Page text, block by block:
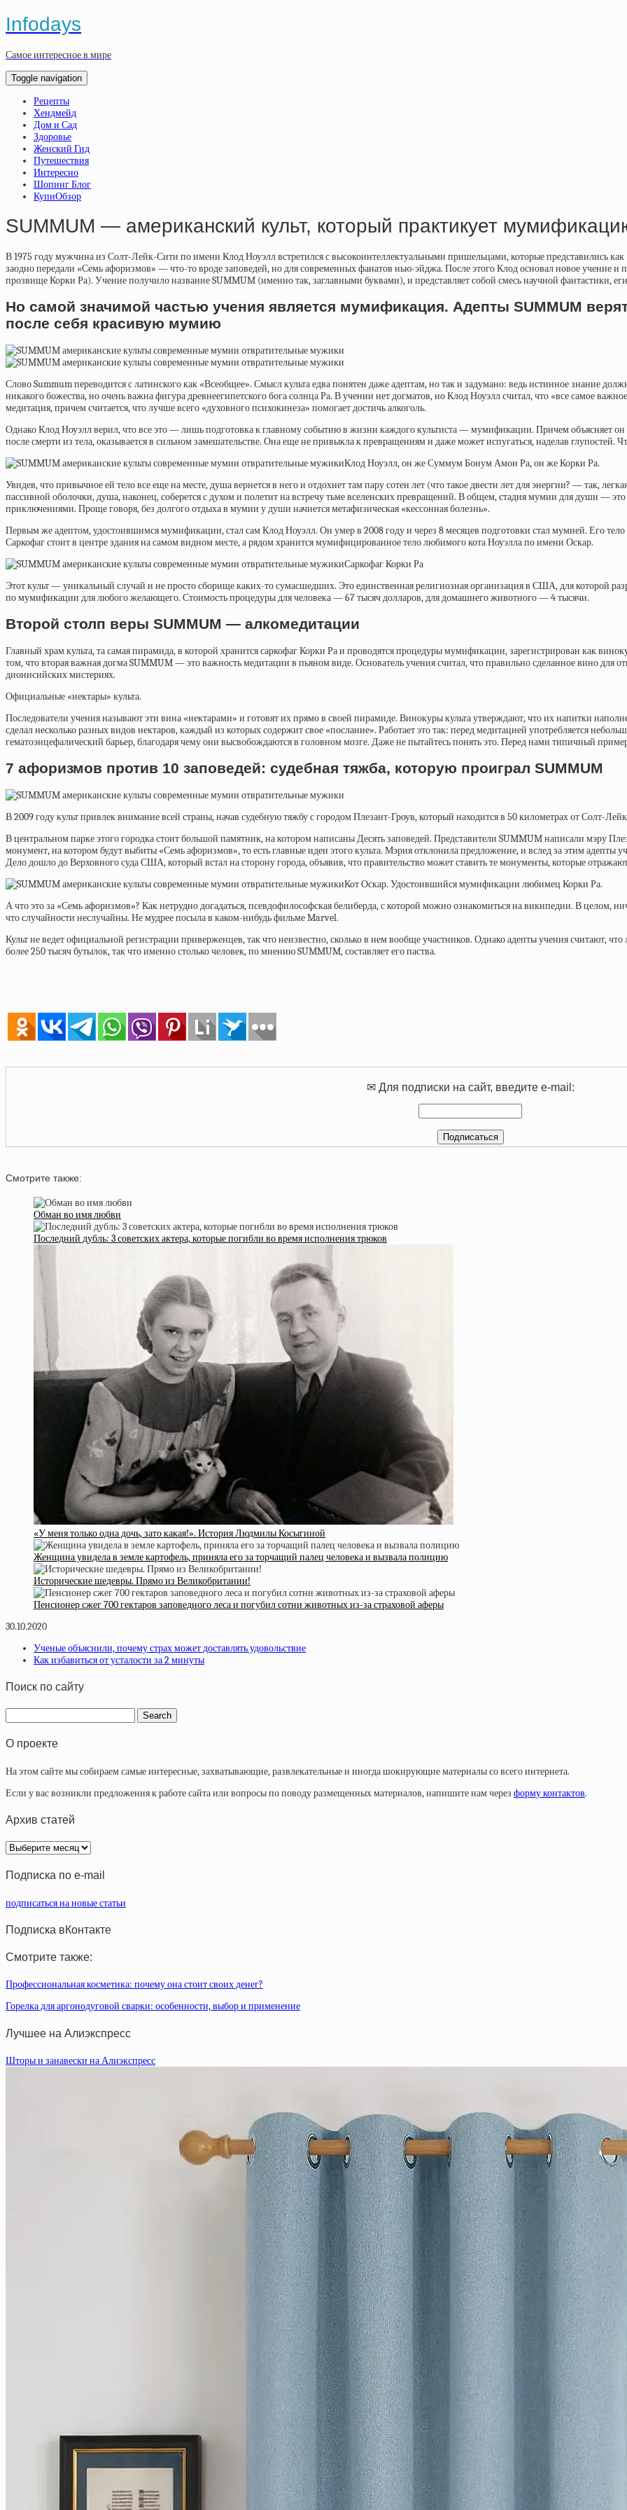
Infodays
Самое интересное в мире
Toggle navigation
Рецепты
Хендмейд
Дом и Сад
Здоровье
Женский Гид
Путешествия
Интересно
Шопинг Блог
КупиОбзор
SUMMUM — американский культ, который практикует
В 1975 году мужчина из Солт-Лейк-Сити по имени Клод Ноуэлл встретился с высокоинтеллектуальными пришельцами, которые представились
заодно передали «Семь афоризмов» — что-то вроде заповедей, но для современных фанатов нью-эйджа. После этого Клод основал новое учение
прозвище Корки Ра). Учение получило название SUMMUM (именно так, заглавными буквами), и представляет собой смесь научной фантастики,
Но самой значимой частью учения является мумификация. Адепты SUMMUM
после себя красивую мумию
Слово Summum переводится с латинского как «Всеобщее». Смысл культа едва понятен даже адептам, но так и задумано: ведь истинное знание
никакого божества, но очень важна фигура древнеегипетского бога солнца Ра. В учении нет догматов, но Клод Ноуэлл считал, что «все самое
медитация, причем считается, что лучше всего «духовного психокинеза» помогает достичь алкоголь.
ОднакоКлод Ноуэллверил, что все это — лишь подготовка к главному событию в жизни каждого культиста — мумификации. Причем объясняет
после смерти из тела, оказывается в сильном замешательстве. Она еще не привыкла к превращениям и даже может испугаться, наделав глупостей.
Клод Ноуэлл, он же Суммум Бонум Амон Ра, он же Корки Ра.
Увидев, что привычное ей тело все еще на месте, душа вернется в него и отдохнет там пару сотен лет (что такое двести лет для энергии? — так,
пассивной оболочки, душа, наконец, соберется с духом и полетит на встречу тьме вселенских превращений. В общем, стадия мумии для души —
приключениями. Проще говоря, без долгого отдыха в мумии у души начнется метафизическая «кессонная болезнь».
Первым же адептом, удостоившимся мумификации, стал сам Клод Ноуэлл. Он умер в 2008 году и через 8 месяцев подготовки стал мумией. Его
Саркофаг стоит в центре здания на самом видном месте, а рядом хранится мумифицированное тело любимого кота Ноуэлла по имени Оскар.
Саркофаг Корки Ра
Этот культ — уникальный случай и не просто сборище каких-то сумасшедших. Это единственная религиозная организация в США, для которой
по мумификации для любого желающего. Стоимость процедуры для человека — 67 тысяч долларов, для домашнего животного — 4 тысячи.
Второй столп веры SUMMUM — алкомедитации
Главный храм культа, та самая пирамида, в которой хранится саркофаг Корки Ра и проводятся процедуры мумификации, зарегистрирован как
том, что вторая важная догма SUMMUM — это важность медитации в пьяном виде. Основатель учения считал, что правильно сделанное вино для
дионисийских мистериях.
Официальные «нектары» культа.
Последователи учения называют эти вина «нектарами» и готовят их прямо в своей пирамиде. Винокуры культа утверждают, что их напитки
сделал несколько разных видов нектаров, каждый из которых содержит свое «послание». Работает это так: перед медитацией употребляется
гематоэнцефалический барьер, благодаря чему они высвобождаются в головном мозге. Даже не пытайтесь понять это. Перед нами типичный
7 афоризмов против 10 заповедей: судебная тяжба, которую проиграл SUMMUM
В 2009 году культ привлек внимание всей страны, начав судебную тяжбу с городом Плезант-Гроув, который находится в 50 километрах от Солт-
В центральном парке этого городка стоит большой памятник, на котором написаны Десять заповедей. Представители SUMMUM написали мэру
монумент, на котором будут выбиты «Семь афоризмов», то есть главные идеи этого культа. Мэрия отклонила предложение, и вслед за этим адепты
Дело дошло до Верховного суда США, который встал на сторону города, объявив, что правительство может ставить те монументы, которые
Кот Оскар. Удостоившийся мумификации любимец Корки Ра.
А что это за «Семь афоризмов»? Как нетрудно догадаться, псевдофилософская белиберда, с которой можно ознакомитьсяна википедии. В целом,
что случайности неслучайны. Не мудрее посыла в каком-нибудь фильме Marvel.
Культ не ведет официальной регистрации приверженцев, так что неизвестно, сколько в нем вообще участников. Однако адепты учения считают,
более 250 тысяч бутылок, так что именно столько человек, по мнению SUMMUM, составляет его паства.
✉ Для подписки на сайт, введите e-mail:
Смотрите также:
Обман во имя любви
Последний дубль: 3 советских актера, которые погибли во время исполнения трюков
«У меня только одна дочь, зато какая!». История Людмилы Косыгиной
Женщина увидела в земле картофель, приняла его за торчащий палец человека и вызвала полицию
Исторические шедевры. Прямо из Великобритании!
Пенсионер сжег 700 гектаров заповедного леса и погубил сотни животных из-за страховой аферы
30.10.2020
Ученые объяснили, почему страх может доставлять удовольствие
Как избавиться от усталости за 2 минуты
Поиск по сайту
О проекте
На этом сайте мы собираем самые интересные, захватывающие, развлекательные и иногда шокирующие материалы со всего интернета.
Если у вас возникли предложения к работе сайта или вопросы по поводу размещенных материалов, напишите нам через форму контактов.
Архив статей
Архив
статей
Подписка по e-mail
подписаться на новые статьи
Подписка вКонтакте
Смотрите также:
Профессиональная косметика: почему она стоит своих денег?
Горелка для аргонодуговой сварки: особенности, выбор и применение
Лучшее на Алиэкспресс
Шторы и занавески на Алиэкспресс